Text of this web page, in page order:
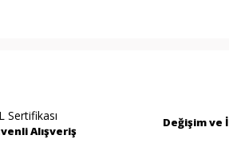
Sertifikası
Alışveriş
Değişim ve